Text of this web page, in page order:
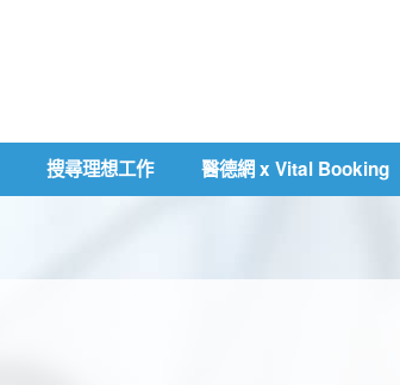
搜尋理想工作 醫德網 x Vital Booking